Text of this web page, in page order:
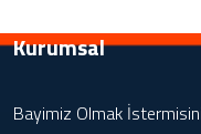
Kurumsal
Bayimiz Olmak